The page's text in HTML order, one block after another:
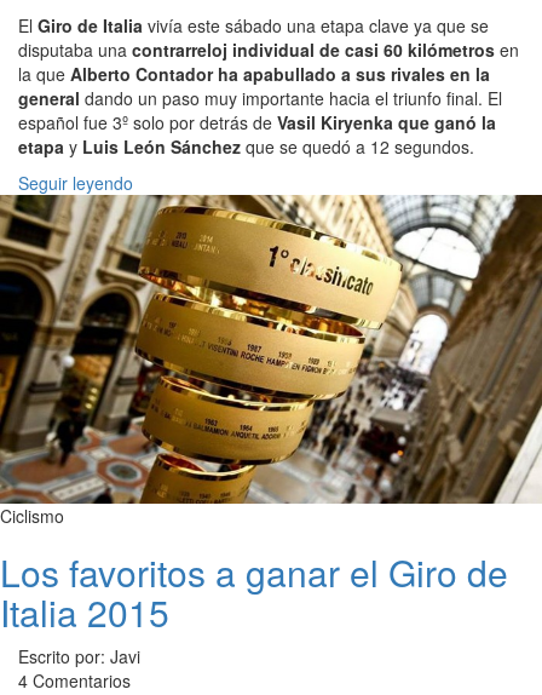
El Giro de Italia vivía este sábado una etapa clave ya que se
disputaba una contrarreloj individual de casi 60 kilómetros en
la que Alberto Contador ha apabullado a sus rivales en la
general dando un paso muy importante hacia el triunfo final. El
español fue 3º solo por detrás de Vasil Kiryenka que ganó la
etapa y Luis León Sánchez que se quedó a 12 segundos.
Seguir leyendo
Ciclismo
Los favoritos a ganar el Giro de
Italia 2015
Escrito por: Javi
4 Comentarios